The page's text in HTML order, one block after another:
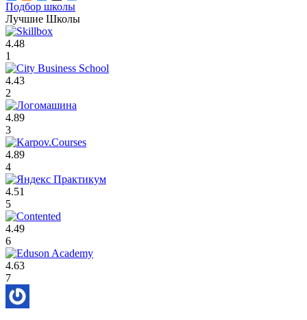
Подбор школы
Лучшие Школы
4.48
1
4.43
2
4.89
3
4.89
4
4.51
5
4.49
6
4.63
7